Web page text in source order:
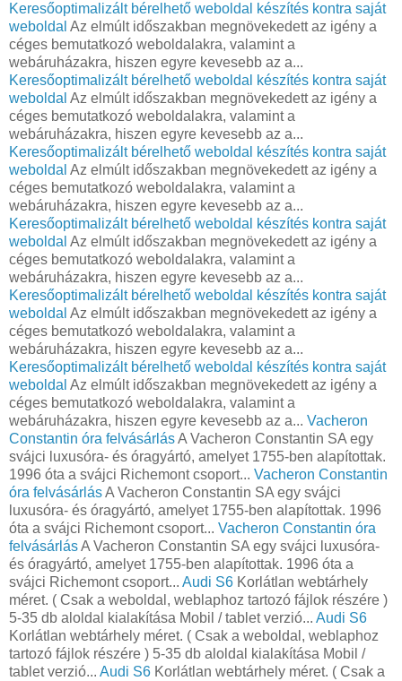
Keresőoptimalizált bérelhető weboldal készítés kontra saját
weboldal Az elmúlt időszakban megnövekedett az igény a
céges bemutatkozó weboldalakra, valamint a
webáruházakra, hiszen egyre kevesebb az a...
Keresőoptimalizált bérelhető weboldal készítés kontra saját
weboldal Az elmúlt időszakban megnövekedett az igény a
céges bemutatkozó weboldalakra, valamint a
webáruházakra, hiszen egyre kevesebb az a...
Keresőoptimalizált bérelhető weboldal készítés kontra saját
weboldal Az elmúlt időszakban megnövekedett az igény a
céges bemutatkozó weboldalakra, valamint a
webáruházakra, hiszen egyre kevesebb az a...
Keresőoptimalizált bérelhető weboldal készítés kontra saját
weboldal Az elmúlt időszakban megnövekedett az igény a
céges bemutatkozó weboldalakra, valamint a
webáruházakra, hiszen egyre kevesebb az a...
Keresőoptimalizált bérelhető weboldal készítés kontra saját
weboldal Az elmúlt időszakban megnövekedett az igény a
céges bemutatkozó weboldalakra, valamint a
webáruházakra, hiszen egyre kevesebb az a...
Keresőoptimalizált bérelhető weboldal készítés kontra saját
weboldal Az elmúlt időszakban megnövekedett az igény a
céges bemutatkozó weboldalakra, valamint a
webáruházakra, hiszen egyre kevesebb az a... Vacheron
Constantin óra felvásárlásA Vacheron Constantin SA egy
svájci luxusóra- és óragyártó, amelyet 1755-ben alapítottak.
1996 óta a svájci Richemont csoport... Vacheron Constantin
óra felvásárlásA Vacheron Constantin SA egy svájci
luxusóra- és óragyártó, amelyet 1755-ben alapítottak. 1996
óta a svájci Richemont csoport... Vacheron Constantin óra
felvásárlásA Vacheron Constantin SA egy svájci luxusóra-
és óragyártó, amelyet 1755-ben alapítottak. 1996 óta a
svájci Richemont csoport... Audi S6 Korlátlan webtárhely
méret. ( Csak a weboldal, weblaphoz tartozó fájlok részére )
5-35 db aloldal kialakítása Mobil / tablet verzió... Audi S6
Korlátlan webtárhely méret. ( Csak a weboldal, weblaphoz
tartozó fájlok részére ) 5-35 db aloldal kialakítása Mobil /
tablet verzió... Audi S6 Korlátlan webtárhely méret. ( Csak a